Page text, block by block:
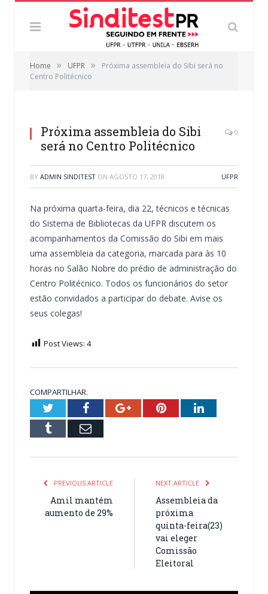
Home » UFPR »
Próxima assembleia do Sibi será no
Centro Politécnico
Próxima assembleia do Sibi
será no Centro Politécnico
0
BY ADMIN SINDITEST ON AGOSTO 17, 2018 UFPR
Na próxima quarta-feira, dia 22, técnicos e técnicas
do Sistema de Bibliotecas da UFPR discutem os
acompanhamentos da Comissão do Sibi em mais
uma assembleia da categoria, marcada para às 10
horas no Salão Nobre do prédio de administração do
Centro Politécnico. Todos os funcionários do setor
estão convidados a participar do debate. Avise os
seus colegas!
Post Views: 4
COMPARTILHAR.
TwitterFacebookGoogle+PinterestLinkedIn
Tumblr Email
PREVIOUS ARTICLE
Amil mantém
aumento de 29%
NEXT ARTICLE
Assembleia da
próxima
quinta-feira(23)
vai eleger
Comissão
Eleitoral